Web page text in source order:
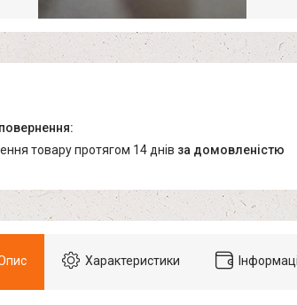
товару протягом 14 днів за домовленістю
Характеристики